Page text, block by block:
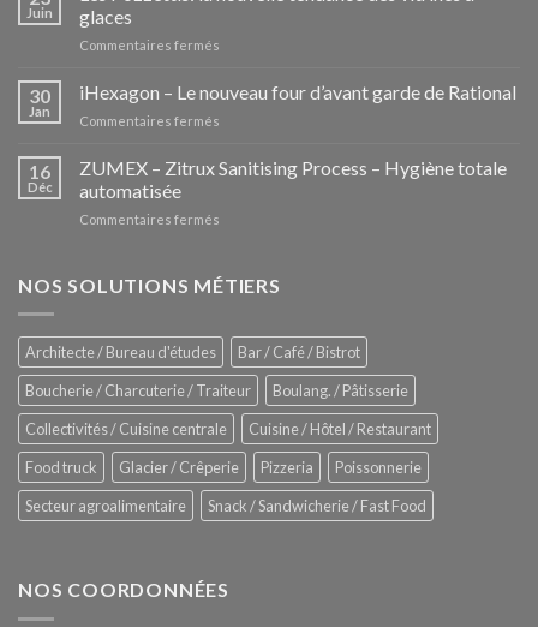
Juin
glaces
Commentaires fermés
Pozzettis:
la
des
30
Jan
iHexagon – Le nouveau four d’avant garde de Rational
Commentaires fermés
–
Le
de
16
Déc
ZUMEX – Zitrux Sanitising Process – Hygiène totale
automatisée
Commentaires fermés
Zitrux
–
Hygiène
totale
automatisée
NOS SOLUTIONS MÉTIERS
Architecte / Bureau d'études
Bar / Café / Bistrot
Boucherie / Charcuterie / Traiteur
Boulang. / Pâtisserie
Collectivités / Cuisine centrale
Cuisine / Hôtel / Restaurant
Food truck
Glacier / Crêperie Pizzeria
Poissonnerie
Secteur agroalimentaire
Snack / Sandwicherie / Fast Food
NOS COORDONNÉES